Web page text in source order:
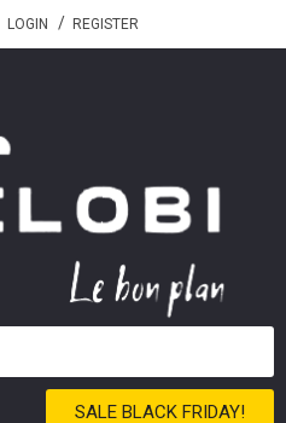
LOGIN REGISTER
SALE BLACK FRIDAY!